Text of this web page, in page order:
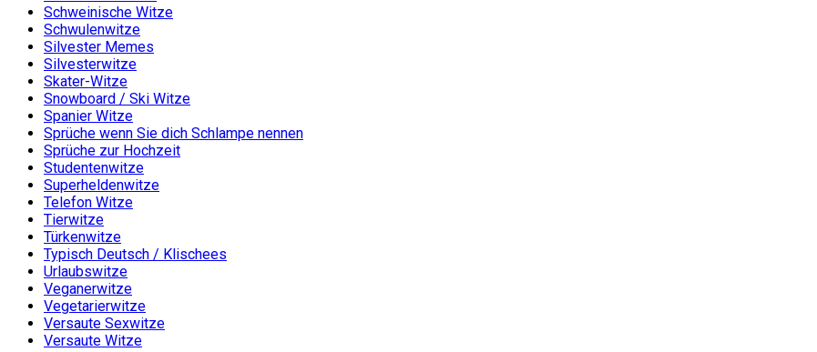
Schweinische Witze
Schwulenwitze
Silvester Memes
Silvesterwitze
Skater-Witze
Snowboard / Ski Witze
Spanier Witze
Sprüche wenn Sie dich Schlampe nennen
Sprüche zur Hochzeit
Studentenwitze
Superheldenwitze
Telefon Witze
Tierwitze
Türkenwitze
Typisch Deutsch / Klischees
Urlaubswitze
Veganerwitze
Vegetarierwitze
Versaute Sexwitze
Versaute Witze